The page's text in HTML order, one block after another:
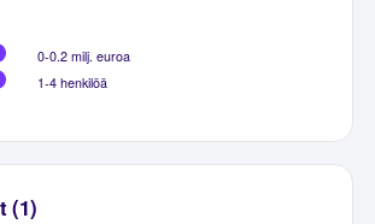
0-0.2 milj. euroa
1-4 henkilöä
(1)